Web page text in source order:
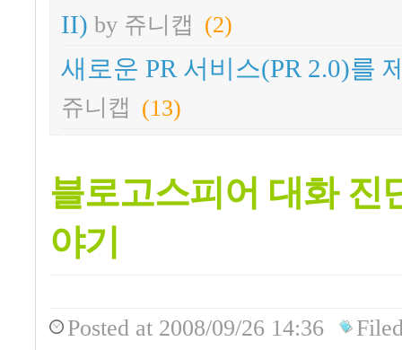
II) by 쥬니캡 (2)
새로운 PR 서비스(PR 2.0)를
쥬니캡 (13)
블로고스피어 대화 진
야기
Posted at 2008/09/26 14:36